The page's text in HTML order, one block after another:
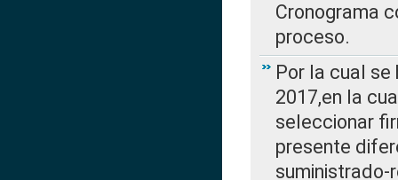
Cronograma
proceso.
Por la cual se
2017,en la
seleccionar
presente